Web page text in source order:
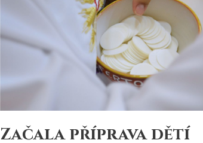
Začala příprava dětí